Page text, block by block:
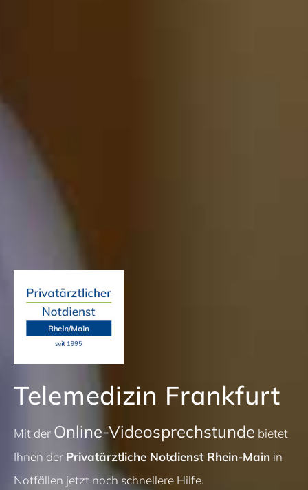
Telemedizin Frankfurt
Mit der Online-Videosprechstunde bietet
Ihnen der Privatärztliche Notdienst Rhein-Main in
Notfällen jetzt noch schnellere Hilfe.